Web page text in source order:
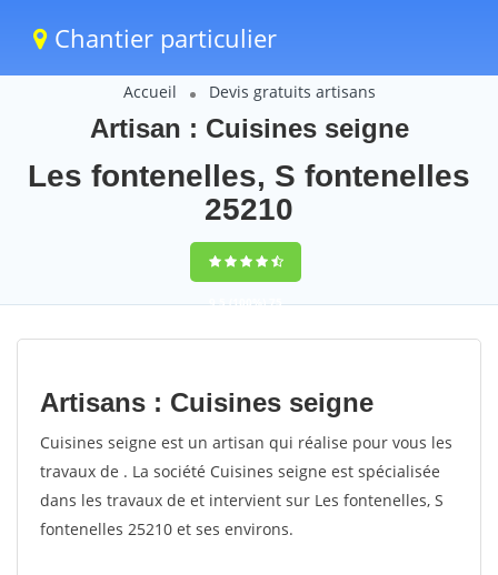
Chantier particulier
Accueil Devis gratuits artisans
Artisan : Cuisines seigne
Les fontenelles, S fontenelles
25210
9,5(100%)75
votes
Artisans : Cuisines seigne
Cuisines seigne est un artisan qui réalise pour vous les
travaux de . La société Cuisines seigne est spécialisée
dans les travaux de et intervient sur Les fontenelles, S
fontenelles 25210 et ses environs.